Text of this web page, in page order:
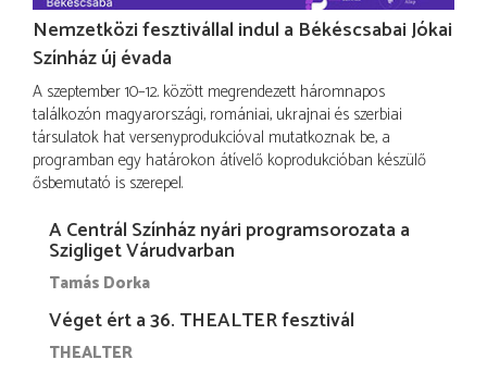
Nemzetközi fesztivállal indul a Békéscsabai Jókai
Színház új évada
A szeptember 10–12. között megrendezett háromnapos
találkozón magyarországi, romániai, ukrajnai és szerbiai
társulatok hat versenyprodukcióval mutatkoznak be, a
programban egy határokon átívelő koprodukcióban készülő
ősbemutató is szerepel.
A Centrál Színház nyári programsorozata a
Szigliget Várudvarban
Tamás Dorka
Véget ért a 36. THEALTER fesztivál
THEALTER